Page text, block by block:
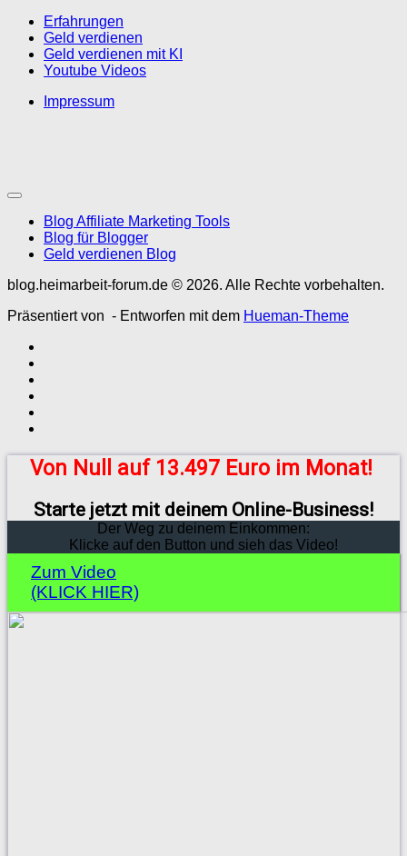
Erfahrungen
Geld verdienen
Geld verdienen mit KI
Youtube Videos
Impressum
Blog Affiliate Marketing Tools
Blog für Blogger
Geld verdienen Blog
blog.heimarbeit-forum.de © 2026. Alle Rechte vorbehalten.
Präsentiert von - Entworfen mit dem Hueman-Theme
Von Null auf 13.497 Euro im Monat!
Starte jetzt mit deinem Online-Business!
Der Weg zu deinem Einkommen:
Klicke auf den Button und sieh das Video!
Zum Video
(KLICK HIER)